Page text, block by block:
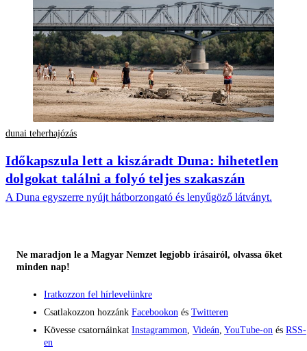
dunai teherhajózás
Időkapszula lett a kiszáradt Duna: hihetetlen
dolgokat találni a folyó teljes szakaszán
A Duna egyszerre nyújt hátborzongató és lenyűgöző látványt.
Ne maradjon le a Magyar Nemzet legjobb írásairól, olvassa őket
minden nap!
Iratkozzon fel hírlevelünkre
Csatlakozzon hozzánk Facebookon és Twitteren
Kövesse csatornáinkat Instagrammon Videán YouTube-on és RSS-
en